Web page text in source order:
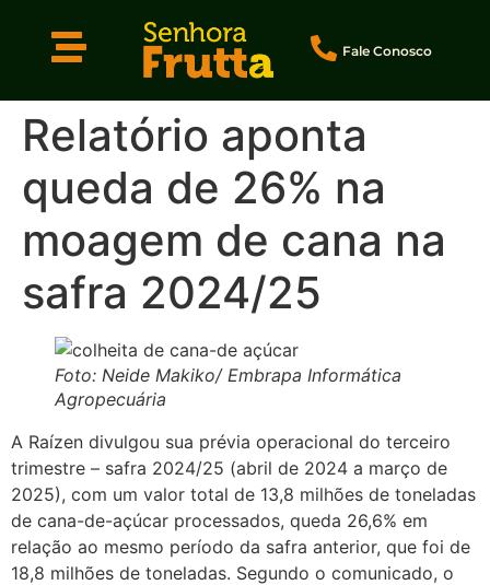
Fale Conosco
Relatório aponta
queda de 26% na
moagem de cana na
safra 2024/25
Foto: Neide Makiko/ Embrapa Informática
Agropecuária
A Raízen divulgou sua prévia operacional do terceiro
trimestre – safra 2024/25 (abril de 2024 a março de
2025), com um valor total de 13,8 milhões de toneladas
de cana-de-açúcar processados, queda 26,6% em
relação ao mesmo período da safra anterior, que foi de
18,8 milhões de toneladas. Segundo o comunicado, o